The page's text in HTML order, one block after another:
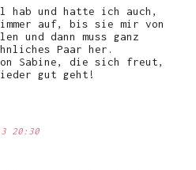
hab und hatte ich auch,
auf, bis sie mir von
und dann muss ganz
Paar her.
Sabine, die sich freut,
gut geht!
20:30